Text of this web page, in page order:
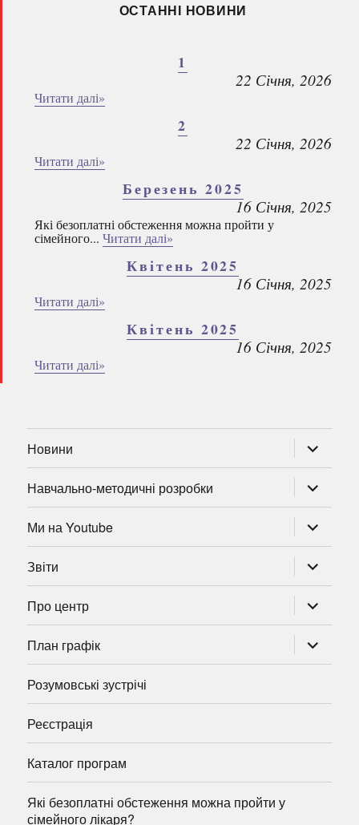
ОСТАННІ НОВИНИ
1
22 Січня, 2026
Читати далі»
2
22 Січня, 2026
Читати далі»
Березень 2025
16 Січня, 2025
Які безоплатні обстеження можна пройти у
сімейного... Читати далі»
Квітень 2025
16 Січня, 2025
Читати далі»
Квітень 2025
16 Січня, 2025
Читати далі»
Новини
підменю
Навчально-методичні розробки
підменю
Ми на Youtube
підменю
Звіти
підменю
Про центр
підменю
План графік
підменю
Розумовські зустрічі
Реєстрація
Каталог програм
Які безоплатні обстеження можна пройти у
сімейного лікаря?